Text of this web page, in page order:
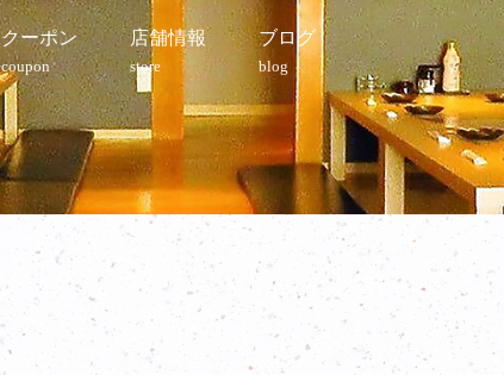
クーポン
coupon
店舗情報
store
ブログ
blog